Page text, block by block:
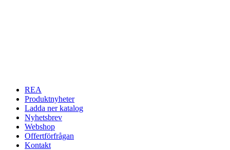
REA
Produktnyheter
Ladda ner katalog
Nyhetsbrev
Webshop
Offertförfrågan
Kontakt